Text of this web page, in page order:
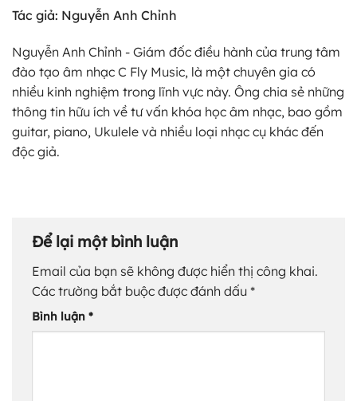
Tác giả: Nguyễn Anh Chỉnh
Nguyễn Anh Chỉnh - Giám đốc điều hành của trung tâm
đào tạo âm nhạc C Fly Music, là một chuyên gia có
nhiều kinh nghiệm trong lĩnh vực này. Ông chia sẻ những
thông tin hữu ích về tư vấn khóa học âm nhạc, bao gồm
guitar, piano, Ukulele và nhiều loại nhạc cụ khác đến
độc giả.
Để lại một bình luận
Email của bạn sẽ không được hiển thị công khai.
Các trường bắt buộc được đánh dấu *
Bình luận *